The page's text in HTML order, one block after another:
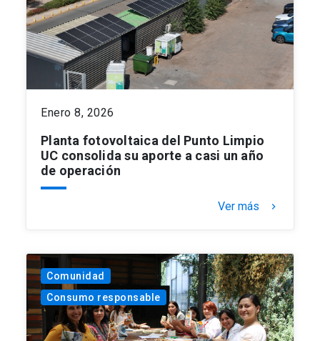
Enero 8, 2026
Planta fotovoltaica del Punto Limpio
UC consolida su aporte a casi un año
de operación
Ver más keyboard_arrow_right
Comunidad
Consumo responsable